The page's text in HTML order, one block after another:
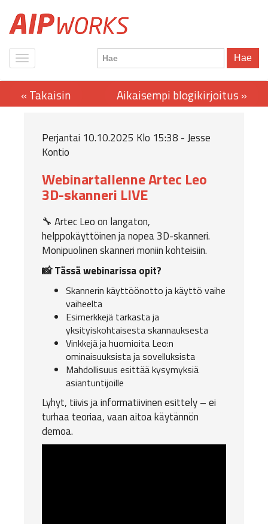
Hae
Perjantai 10.10.2025 Klo 15:38 - Jesse
Kontio
Webinartallenne Artec Leo
3D-skanneri LIVE
🔧 Artec Leo on langaton,
helppokäyttöinen ja nopea 3D-skanneri.
Monipuolinen skanneri moniin kohteisiin.
📸 Tässä webinarissa opit?
Skannerin käyttöönotto ja käyttö vaihe
vaiheelta
Esimerkkejä tarkasta ja
yksityiskohtaisesta skannauksesta
Vinkkejä ja huomioita Leo:n
ominaisuuksista ja sovelluksista
Mahdollisuus esittää kysymyksiä
asiantuntijoille
Lyhyt, tiivis ja informatiivinen esittely – ei
turhaa teoriaa, vaan aitoa käytännön
demoa.